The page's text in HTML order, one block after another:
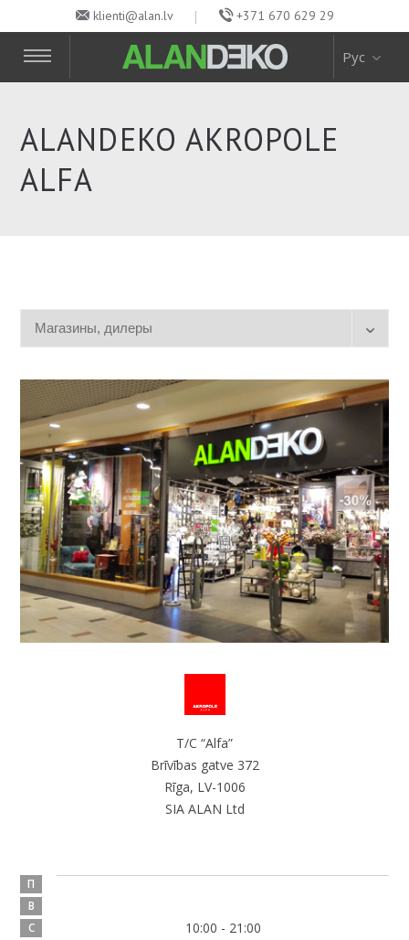
klienti@alan.lv +371 670 629 29
Рус
ALANDEKO AKROPOLE
ALFA
T/C “Alfa”
Brīvības gatve 372
Rīga, LV-1006
SIA ALAN Ltd
П
В
С
10:00 - 21:00